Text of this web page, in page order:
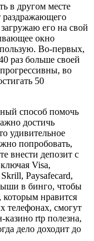
в другом месте
раздражающего
его на свой
окно
Во-первых,
раз больше своей
во
50
способ помочь
достичь
удивительное
попробовать,
внести депозит с
Visa,
Paysafecard,
в бинго, чтобы
нравится
телефонах, смогут
rtp полезна,
дело доходит до